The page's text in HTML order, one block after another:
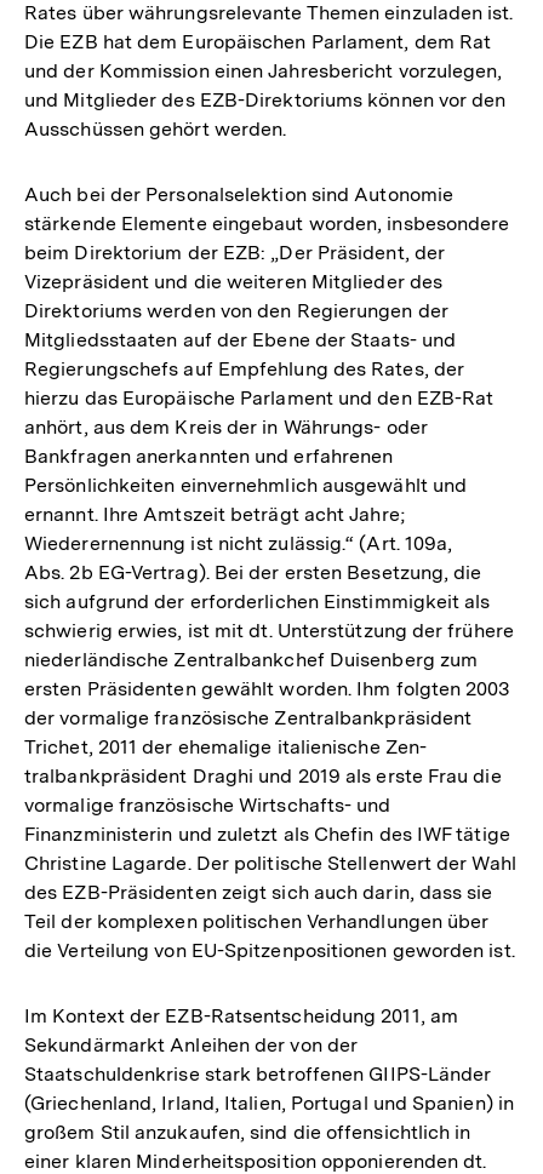
Rates über währungsrelevante Themen einzuladen ist.
Die EZB hat dem Europäischen Parlament, dem Rat
und der Kommission einen Jahresbericht vorzulegen,
und Mitglieder des EZB-Direktoriums können vor den
Ausschüssen gehört werden.
Auch bei der Personalselektion sind Autonomie
stärkende Elemente eingebaut worden, insbesondere
beim Direktorium der EZB: „Der Präsident, der
Vizepräsident und die weiteren Mitglieder des
Direktoriums werden von den Regierungen der
Mitgliedsstaaten auf der Ebene der Staats- und
Regierungschefs auf Empfehlung des Rates, der
hierzu das Europäische Parlament und den EZB-Rat
anhört, aus dem Kreis der in Währungs- oder
Bankfragen anerkannten und erfahrenen
Persönlichkeiten einvernehmlich ausgewählt und
ernannt. Ihre Amtszeit beträgt acht Jahre;
Wiederernennung ist nicht zulässig.“ (Art. 109a,
Abs. 2b EG-Vertrag). Bei der ersten Besetzung, die
sich aufgrund der erforderlichen Einstimmigkeit als
schwierig erwies, ist mit dt. Unterstützung der frühere
niederländische Zentralbankchef Duisenberg zum
ersten Präsidenten gewählt worden. Ihm folgten 2003
der vormalige französische Zentralbankpräsident
Trichet, 2011 der ehemalige italienische Zen-
tralbankpräsident Draghi und 2019 als erste Frau die
vormalige französische Wirtschafts- und
Finanzministerin und zuletzt als Chefin des IWF tätige
Christine Lagarde. Der politische Stellenwert der Wahl
des EZB-Präsidenten zeigt sich auch darin, dass sie
Teil der komplexen politischen Verhandlungen über
die Verteilung von EU-Spitzenpositionen geworden ist.
Im Kontext der EZB-Ratsentscheidung 2011, am
Sekundärmarkt Anleihen der von der
Staatschuldenkrise stark betroffenen GIIPS-Länder
(Griechenland, Irland, Italien, Portugal und Spanien) in
großem Stil anzukaufen, sind die offensichtlich in
einer klaren Minderheitsposition opponierenden dt.